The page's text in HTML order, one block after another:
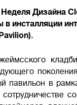
Дизайна
инсталляции
павильон в